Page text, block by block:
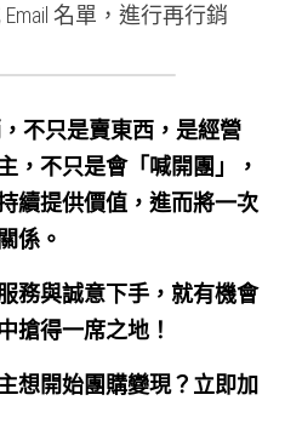
Email 名單，進行再行銷
不只是賣東西，是經營
，不只是會「喊開團」，
續提供價值，進而將一次
係。
務與誠意下手，就有機會
搶得一席之地！
想開始團購變現？立即加